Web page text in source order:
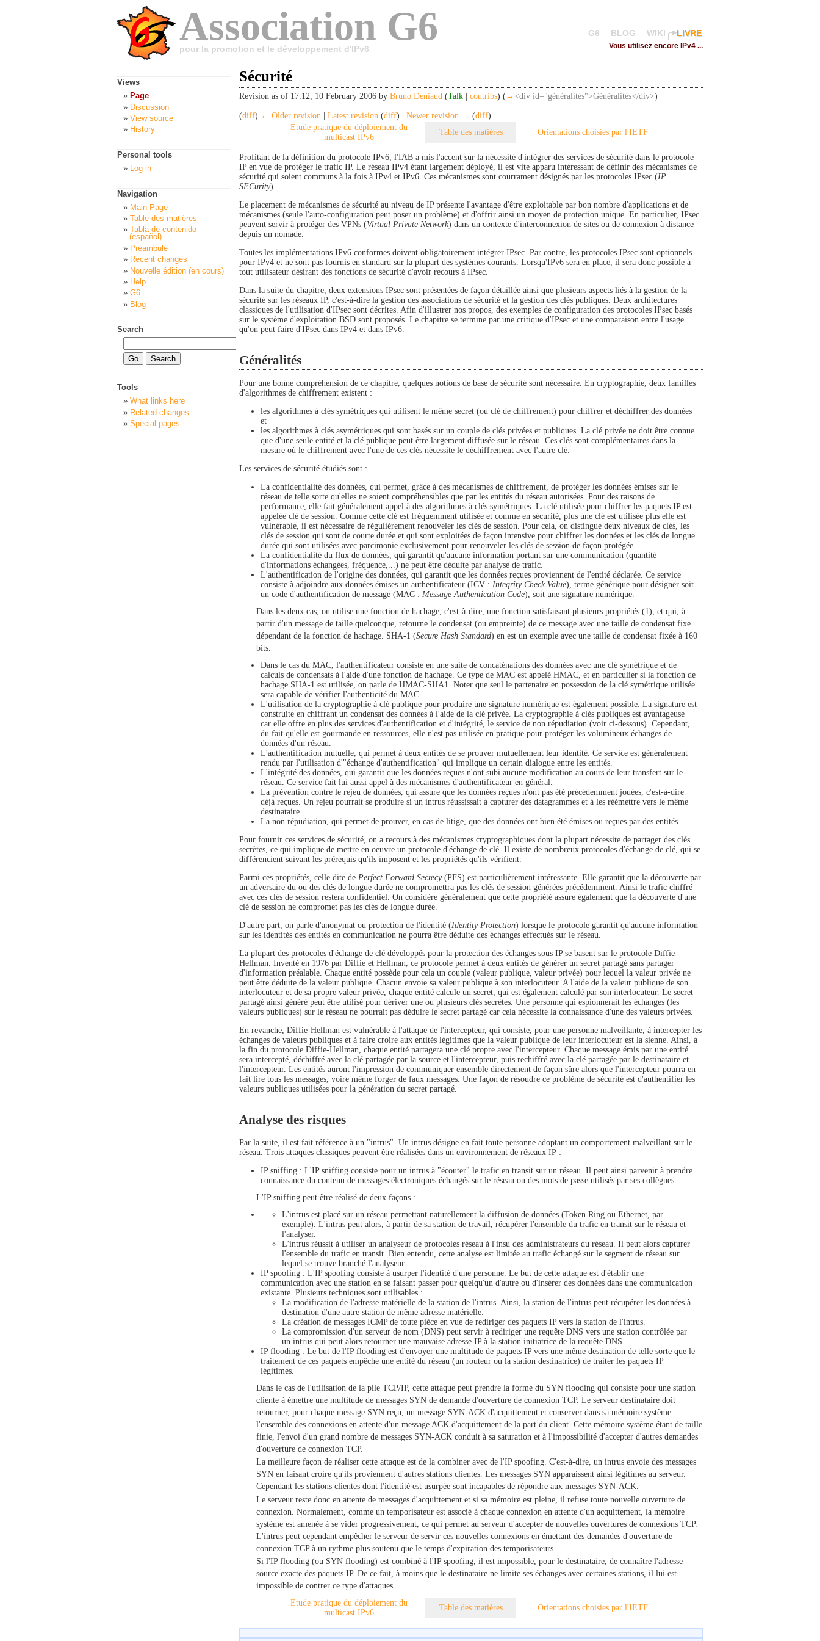
Association G6
pour la promotion et le développement d'IPv6
G6 BLOG WIKI LIVRE
Vous utilisez encore IPv4 ...
Sécurité
Revision as of 17:12, 10 February 2006 by Bruno Deniaud (Talk contribs) (→ <div id="généralités">Généralités</div>)
(diff) ← Older revision Latest revision (diff) | Newer revision → (diff)
Etude pratique du déploiement du
multicast IPv6
Table des matières Orientations choisies par l'IETF
Profitant de la définition du protocole IPv6, l'IAB a mis l'accent sur la nécessité d'intégrer des services de sécurité dans le protocole
IP en vue de protéger le trafic IP. Le réseau IPv4 étant largement déployé, il est vite apparu intéressant de définir des mécanismes de
sécurité qui soient communs à la fois à IPv4 et IPv6. Ces mécanismes sont courrament désignés par les protocoles IPsec (IP
SECurity).
Le placement de mécanismes de sécurité au niveau de IP présente l'avantage d'être exploitable par bon nombre d'applications et de
mécanismes (seule l'auto-configuration peut poser un problème) et d'offrir ainsi un moyen de protection unique. En particulier, IPsec
peuvent servir à protéger des VPNs (Virtual Private Network) dans un contexte d'interconnexion de sites ou de connexion à distance
depuis un nomade.
Toutes les implémentations IPv6 conformes doivent obligatoirement intégrer IPsec. Par contre, les protocoles IPsec sont optionnels
pour IPv4 et ne sont pas fournis en standard sur la plupart des systèmes courants. Lorsqu'IPv6 sera en place, il sera donc possible à
tout utilisateur désirant des fonctions de sécurité d'avoir recours à IPsec.
Dans la suite du chapitre, deux extensions IPsec sont présentées de façon détaillée ainsi que plusieurs aspects liés à la gestion de la
sécurité sur les réseaux IP, c'est-à-dire la gestion des associations de sécurité et la gestion des clés publiques. Deux architectures
classiques de l'utilisation d'IPsec sont décrites. Afin d'illustrer nos propos, des exemples de configuration des protocoles IPsec basés
sur le système d'exploitation BSD sont proposés. Le chapitre se termine par une critique d'IPsec et une comparaison entre l'usage
qu'on peut faire d'IPsec dans IPv4 et dans IPv6.
Généralités
Pour une bonne compréhension de ce chapitre, quelques notions de base de sécurité sont nécessaire. En cryptographie, deux familles
d'algorithmes de chiffrement existent :
les algorithmes à clés symétriques qui utilisent le même secret (ou clé de chiffrement) pour chiffrer et déchiffrer des données
et
les algorithmes à clés asymétriques qui sont basés sur un couple de clés privées et publiques. La clé privée ne doit être connue
que d'une seule entité et la clé publique peut être largement diffusée sur le réseau. Ces clés sont complémentaires dans la
mesure où le chiffrement avec l'une de ces clés nécessite le déchiffrement avec l'autre clé.
Les services de sécurité étudiés sont :
La confidentialité des données, qui permet, grâce à des mécanismes de chiffrement, de protéger les données émises sur le
réseau de telle sorte qu'elles ne soient compréhensibles que par les entités du réseau autorisées. Pour des raisons de
performance, elle fait généralement appel à des algorithmes à clés symétriques. La clé utilisée pour chiffrer les paquets IP est
appelée clé de session. Comme cette clé est fréquemment utilisée et comme en sécurité, plus une clé est utilisée plus elle est
vulnérable, il est nécessaire de régulièrement renouveler les clés de session. Pour cela, on distingue deux niveaux de clés, les
clés de session qui sont de courte durée et qui sont exploitées de façon intensive pour chiffrer les données et les clés de longue
durée qui sont utilisées avec parcimonie exclusivement pour renouveler les clés de session de façon protégée.
La confidentialité du flux de données, qui garantit qu'aucune information portant sur une communication (quantité
d'informations échangées, fréquence,...) ne peut être déduite par analyse de trafic.
L'authentification de l'origine des données, qui garantit que les données reçues proviennent de l'entité déclarée. Ce service
consiste à adjoindre aux données émises un authentificateur (ICV : Integrity Check Value), terme générique pour désigner soit
un code d'authentification de message (MAC : Message Authentication Code), soit une signature numérique.
Dans les deux cas, on utilise une fonction de hachage, c'est-à-dire, une fonction satisfaisant plusieurs propriétés (1), et qui, à
partir d'un message de taille quelconque, retourne le condensat (ou empreinte) de ce message avec une taille de condensat fixe
dépendant de la fonction de hachage. SHA-1 (Secure Hash Standard) en est un exemple avec une taille de condensat fixée à 160
bits.
Dans le cas du MAC, l'authentificateur consiste en une suite de concaténations des données avec une clé symétrique et de
calculs de condensats à l'aide d'une fonction de hachage. Ce type de MAC est appelé HMAC, et en particulier si la fonction de
hachage SHA-1 est utilisée, on parle de HMAC-SHA1. Noter que seul le partenaire en possession de la clé symétrique utilisée
sera capable de vérifier l'authenticité du MAC.
L'utilisation de la cryptographie à clé publique pour produire une signature numérique est également possible. La signature est
construite en chiffrant un condensat des données à l'aide de la clé privée. La cryptographie à clés publiques est avantageuse
car elle offre en plus des services d'authentification et d'intégrité, le service de non répudiation (voir ci-dessous). Cependant,
du fait qu'elle est gourmande en ressources, elle n'est pas utilisée en pratique pour protéger les volumineux échanges de
données d'un réseau.
L'authentification mutuelle, qui permet à deux entités de se prouver mutuellement leur identité. Ce service est généralement
rendu par l'utilisation d'"échange d'authentification" qui implique un certain dialogue entre les entités.
L'intégrité des données, qui garantit que les données reçues n'ont subi aucune modification au cours de leur transfert sur le
réseau. Ce service fait lui aussi appel à des mécanismes d'authentificateur en général.
La prévention contre le rejeu de données, qui assure que les données reçues n'ont pas été précédemment jouées, c'est-à-dire
déjà reçues. Un rejeu pourrait se produire si un intrus réussissait à capturer des datagrammes et à les réémettre vers le même
destinataire.
La non répudiation, qui permet de prouver, en cas de litige, que des données ont bien été émises ou reçues par des entités.
Pour fournir ces services de sécurité, on a recours à des mécanismes cryptographiques dont la plupart nécessite de partager des clés
secrètes, ce qui implique de mettre en oeuvre un protocole d'échange de clé. Il existe de nombreux protocoles d'échange de clé, qui se
différencient suivant les prérequis qu'ils imposent et les propriétés qu'ils vérifient.
Parmi ces propriétés, celle dite de Perfect Forward Secrecy(PFS) est particulièrement intéressante. Elle garantit que la découverte par
un adversaire du ou des clés de longue durée ne compromettra pas les clés de session générées précédemment. Ainsi le trafic chiffré
avec ces clés de session restera confidentiel. On considère généralement que cette propriété assure également que la découverte d'une
clé de session ne compromet pas les clés de longue durée.
D'autre part, on parle d'anonymat ou protection de l'identité (Identity Protection) lorsque le protocole garantit qu'aucune information
sur les identités des entités en communication ne pourra être déduite des échanges effectués sur le réseau.
La plupart des protocoles d'échange de clé développés pour la protection des échanges sous IP se basent sur le protocole Diffie-
Hellman. Inventé en 1976 par Diffie et Hellman, ce protocole permet à deux entités de générer un secret partagé sans partager
d'information préalable. Chaque entité possède pour cela un couple (valeur publique, valeur privée) pour lequel la valeur privée ne
peut être déduite de la valeur publique. Chacun envoie sa valeur publique à son interlocuteur. A l'aide de la valeur publique de son
interlocuteur et de sa propre valeur privée, chaque entité calcule un secret, qui est également calculé par son interlocuteur. Le secret
partagé ainsi généré peut être utilisé pour dériver une ou plusieurs clés secrètes. Une personne qui espionnerait les échanges (les
valeurs publiques) sur le réseau ne pourrait pas déduire le secret partagé car cela nécessite la connaissance d'une des valeurs privées.
En revanche, Diffie-Hellman est vulnérable à l'attaque de l'intercepteur, qui consiste, pour une personne malveillante, à intercepter les
échanges de valeurs publiques et à faire croire aux entités légitimes que la valeur publique de leur interlocuteur est la sienne. Ainsi, à
la fin du protocole Diffie-Hellman, chaque entité partagera une clé propre avec l'intercepteur. Chaque message émis par une entité
sera intercepté, déchiffré avec la clé partagée par la source et l'intercepteur, puis rechiffré avec la clé partagée par le destinataire et
l'intercepteur. Les entités auront l'impression de communiquer ensemble directement de façon sûre alors que l'intercepteur pourra en
fait lire tous les messages, voire même forger de faux messages. Une façon de résoudre ce problème de sécurité est d'authentifier les
valeurs publiques utilisées pour la génération du secret partagé.
Analyse des risques
Par la suite, il est fait référence à un "intrus". Un intrus désigne en fait toute personne adoptant un comportement malveillant sur le
réseau. Trois attaques classiques peuvent être réalisées dans un environnement de réseaux IP :
IP sniffing : L'IP sniffing consiste pour un intrus à "écouter" le trafic en transit sur un réseau. Il peut ainsi parvenir à prendre
connaissance du contenu de messages électroniques échangés sur le réseau ou des mots de passe utilisés par ses collègues.
L'IP sniffing peut être réalisé de deux façons :
L'intrus est placé sur un réseau permettant naturellement la diffusion de données (Token Ring ou Ethernet, par
exemple). L'intrus peut alors, à partir de sa station de travail, récupérer l'ensemble du trafic en transit sur le réseau et
l'analyser.
L'intrus réussit à utiliser un analyseur de protocoles réseau à l'insu des administrateurs du réseau. Il peut alors capturer
l'ensemble du trafic en transit. Bien entendu, cette analyse est limitée au trafic échangé sur le segment de réseau sur
lequel se trouve branché l'analyseur.
IP spoofing : L'IP spoofing consiste à usurper l'identité d'une personne. Le but de cette attaque est d'établir une
communication avec une station en se faisant passer pour quelqu'un d'autre ou d'insérer des données dans une communication
existante. Plusieurs techniques sont utilisables :
La modification de l'adresse matérielle de la station de l'intrus. Ainsi, la station de l'intrus peut récupérer les données à
destination d'une autre station de même adresse matérielle.
La création de messages ICMP de toute pièce en vue de rediriger des paquets IP vers la station de l'intrus.
La compromission d'un serveur de nom (DNS) peut servir à rediriger une requête DNS vers une station contrôlée par
un intrus qui peut alors retourner une mauvaise adresse IP à la station initiatrice de la requête DNS.
IP flooding : Le but de l'IP flooding est d'envoyer une multitude de paquets IP vers une même destination de telle sorte que le
traitement de ces paquets empêche une entité du réseau (un routeur ou la station destinatrice) de traiter les paquets IP
légitimes.
Dans le cas de l'utilisation de la pile TCP/IP, cette attaque peut prendre la forme du SYN flooding qui consiste pour une station
cliente à émettre une multitude de messages SYN de demande d'ouverture de connexion TCP. Le serveur destinataire doit
retourner, pour chaque message SYN reçu, un message SYN-ACK d'acquittement et conserver dans sa mémoire système
l'ensemble des connexions en attente d'un message ACK d'acquittement de la part du client. Cette mémoire système étant de taille
finie, l'envoi d'un grand nombre de messages SYN-ACK conduit à sa saturation et à l'impossibilité d'accepter d'autres demandes
d'ouverture de connexion TCP.
La meilleure façon de réaliser cette attaque est de la combiner avec de l'IP spoofing. C'est-à-dire, un intrus envoie des messages
SYN en faisant croire qu'ils proviennent d'autres stations clientes. Les messages SYN apparaissent ainsi légitimes au serveur.
Cependant les stations clientes dont l'identité est usurpée sont incapables de répondre aux messages SYN-ACK.
Le serveur reste donc en attente de messages d'acquittement et si sa mémoire est pleine, il refuse toute nouvelle ouverture de
connexion. Normalement, comme un temporisateur est associé à chaque connexion en attente d'un acquittement, la mémoire
système est amenée à se vider progressivement, ce qui permet au serveur d'accepter de nouvelles ouvertures de connexions TCP.
L'intrus peut cependant empêcher le serveur de servir ces nouvelles connexions en émettant des demandes d'ouverture de
connexion TCP à un rythme plus soutenu que le temps d'expiration des temporisateurs.
Si l'IP flooding (ou SYN flooding) est combiné à l'IP spoofing, il est impossible, pour le destinataire, de connaître l'adresse
source exacte des paquets IP. De ce fait, à moins que le destinataire ne limite ses échanges avec certaines stations, il lui est
impossible de contrer ce type d'attaques.
Etude pratique du déploiement du
multicast IPv6
Table des matières Orientations choisies par l'IETF
Views
Page
Discussion
View source
History
Personal tools
Log in
Navigation
Main Page
Table des matières
Tabla de contenido
(español)
Préambule
Recent changes
Nouvelle édition (en cours)
Help
G6
Blog
Search
Tools
What links here
Related changes
Special pages